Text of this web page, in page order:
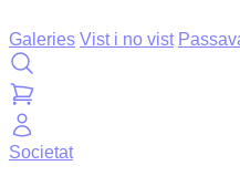
Galeries Vist i no vist
Societat